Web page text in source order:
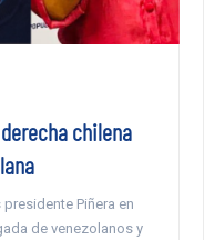
chilena
Piñera en
de venezolanos y